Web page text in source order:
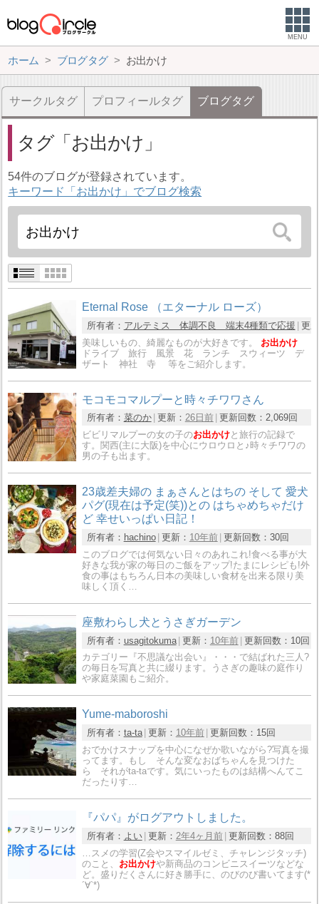
MENU
ホーム ブログタグ お出かけ
サークルタグ プロフィールタグ ブログタグ
タグ お出かけ
54件のブログが登録されています。
キーワード「お出かけ」でブログ検索
Eternal Rose （エターナル ローズ）
所有者： アルテミス 体調不良 端末4種類で応援 更
美味しいもの、綺麗なものが大好きです。 お出かけ
ドライブ 旅行 風景 花 ランチ スウィーツ デ
ザート 神社 寺 等をご紹介します。
モコモコマルプーと時々チワワさん
所有者： 菜のか 更新： 26日前 更新回数： 2,069回
ビビリマルプーの女の子のお出かけと旅行の記録で
す。関西(主に大阪)を中心にウロウロと♪時々チワワの
男の子も出ます。
23歳差夫婦の まぁさんとはちの そして 愛犬
パグ(現在は予定(笑))との はちゃめちゃだけ
ど 幸せいっぱい日記！
所有者： hachino 更新： 10年前 更新回数： 30回
このブログでは何気ない日々のあれこれ!食べる事が大
好きな我が家の毎日のご飯をアップ!たまにレシピも!外
食の事はもちろん日本の美味しい食材を出来る限り美
味しく頂く…
座敷わらし犬とうさぎガーデン
所有者： usagitokuma 更新： 10年前 更新回数： 10回
カテゴリー『不思議な出会い』・・・で結ばれた三人?
の毎日を写真と共に綴ります。うさぎの趣味の庭作り
や家庭菜園もご紹介。
Yume-maboroshi
所有者： ta-ta 更新： 10年前 更新回数： 15回
おでかけスナップを中心になぜか歌いながら?写真を撮
ってます。もし そんな変なおばちゃんを見つけた
ら それがta-taです。気にいったものは結構へんてこ
だったりす…
『パパ』がログアウトしました。
所有者： よい 更新： 2年4ヶ月前 更新回数： 88回
…スメの学習(Z会やスマイルゼミ、チャレンジタッチ)
のこと、 お出かけや新商品のコンビニスイーツなどな
ど。盛りだくさんに好き勝手に、のびのび書いてます(*
´∀`*)